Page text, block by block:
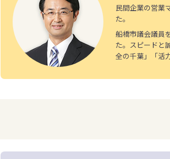
民間企業の営業
た。
船橋市議会議員
た。スピードと
全の千葉」「活